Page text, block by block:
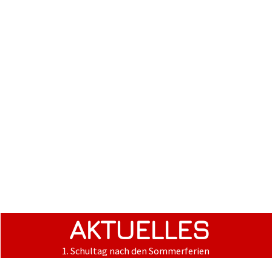
AKTUELLES
1. Schultag nach den Sommerferien